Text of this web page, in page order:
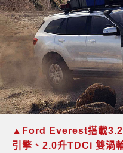
▲Ford Everest搭載
引擎、2.0升TDCi 雙渦